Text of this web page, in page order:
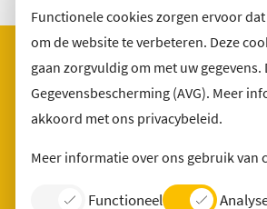
Functionele cookies zorgen ervoor
om de website te verbeteren. Deze
gaan zorgvuldig om met uw
Gegevensbescherming (AVG). Meer
akkoord met ons privacybeleid.
Meer informatie over ons gebruik van
Functioneel
Bezoekadres
Noordbuurtseweg 27
2381 ET Zoeterwoude